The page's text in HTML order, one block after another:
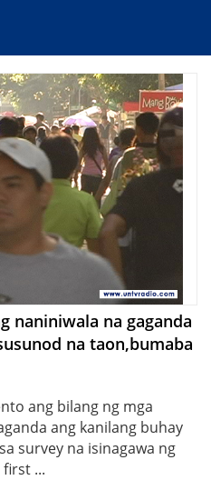
naniniwala na gaganda
na taon,bumaba
ang bilang ng mga
ang kanilang buhay
survey na isinagawa ng
...